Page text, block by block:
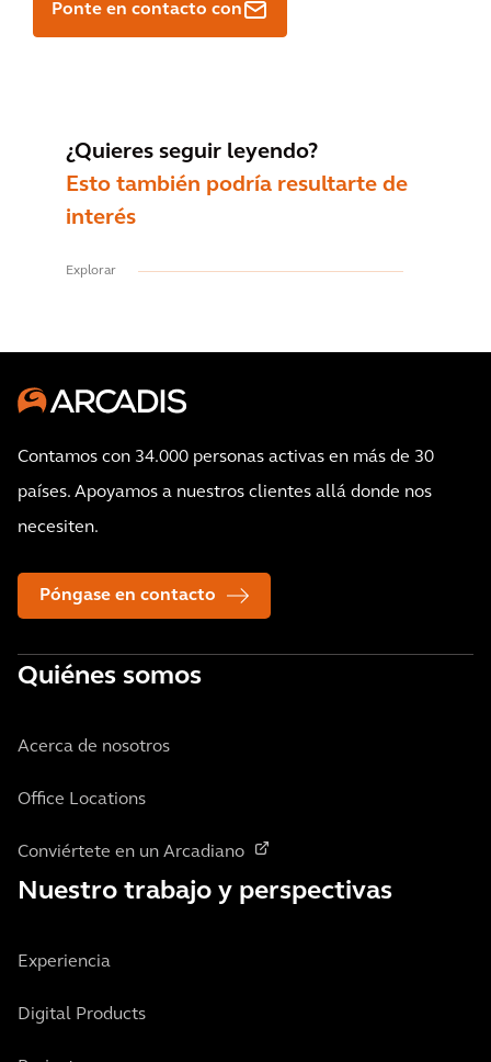
Ponte en contacto con
¿Quieres seguir leyendo?
Esto también podría resultarte de
interés
Explorar
Contamos con 34.000 personas activas en más de 30
países. Apoyamos a nuestros clientes allá donde nos
necesiten.
Póngase en contacto
Quiénes somos
Acerca de nosotros
Office Locations
Conviértete en un Arcadiano
Nuestro trabajo y perspectivas
Experiencia
Digital Products